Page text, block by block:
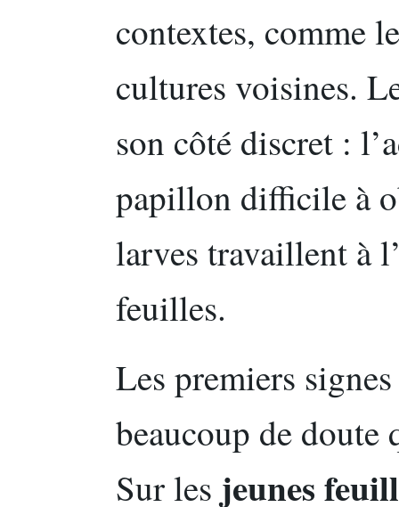
contextes, comme
cultures voisines.
son côté discret :
papillon difficile à
larves travaillent à
feuilles.
Les premiers
beaucoup de doute
Sur les jeunes